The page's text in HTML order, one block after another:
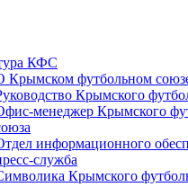
КФС
Крымском футбольном
Крымского
менеджер Крымского
информационного
служба
Крымского